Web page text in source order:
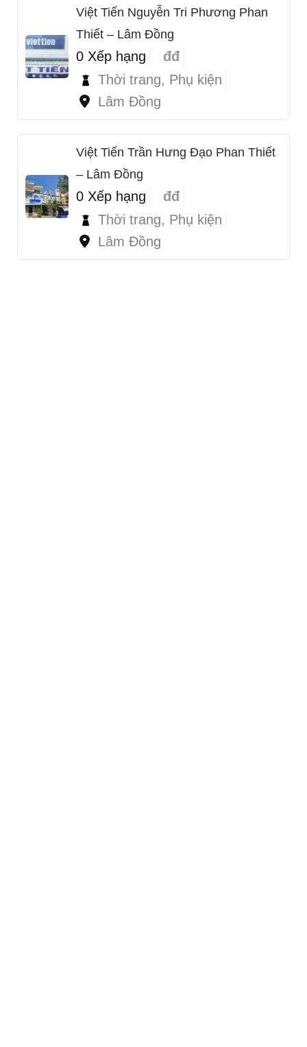
Việt Tiến Nguyễn Tri Phương Phan
Thiết – Lâm Đồng
0 Xếp hạng
đđ
Thời trang, Phụ kiện
Lâm Đồng
Việt Tiến Trần Hưng Đạo Phan Thiết
– Lâm Đồng
0 Xếp hạng
đđ
Thời trang, Phụ kiện
Lâm Đồng